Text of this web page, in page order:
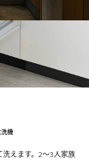
洗機
えます。2〜3人家族